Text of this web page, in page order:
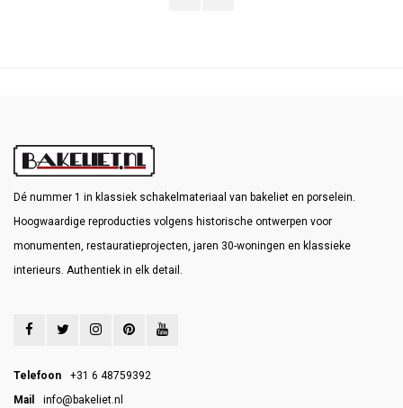
Dé nummer 1 in klassiek schakelmateriaal van bakeliet en porselein.
Hoogwaardige reproducties volgens historische ontwerpen voor
monumenten, restauratieprojecten, jaren 30-woningen en klassieke
interieurs. Authentiek in elk detail.
Telefoon
+31 6 48759392
Mail
info@bakeliet.nl